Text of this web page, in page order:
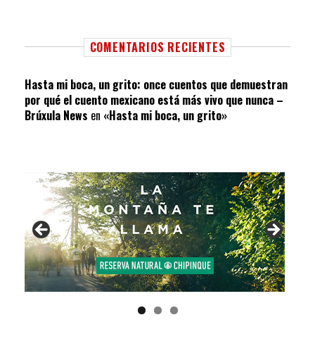
COMENTARIOS RECIENTES
Hasta mi boca, un grito: once cuentos que demuestran
por qué el cuento mexicano está más vivo que nunca –
Brúxula News en «Hasta mi boca, un grito»